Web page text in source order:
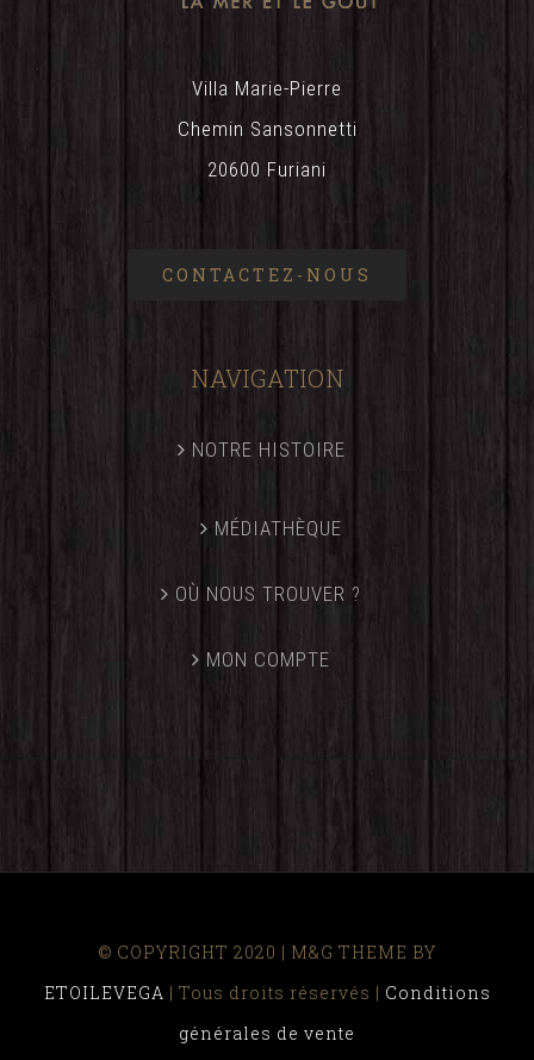
Villa Marie-Pierre
Chemin Sansonnetti
20600 Furiani
CONTACTEZ-NOUS
NAVIGATION
NOTRE HISTOIRE
MÉDIATHÈQUE
OÙ NOUS TROUVER ?
MON COMPTE
© COPYRIGHT 2020 | M&G THEME BY
ETOILEVEGA | Tous droits réservés | Conditions
générales de vente